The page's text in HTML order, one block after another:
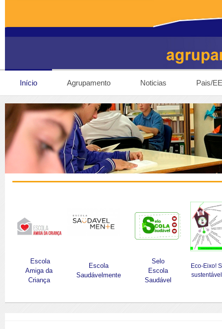
Início Agrupamento Noticias Pais/EE
Escola
Amiga da
Criança
Escola
Saudávelmente
Selo
Escola
Saudável
Eco-Eixo!